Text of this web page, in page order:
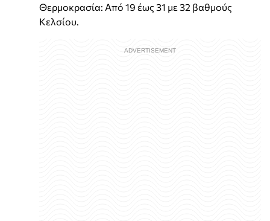
Θερμοκρασία: Από 19 έως 31 με 32 βαθμούς
Κελσίου.